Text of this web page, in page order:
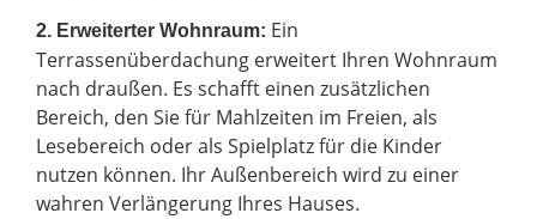
2. Erweiterter Wohnraum: Ein
Terrassenüberdachung erweitert Ihren Wohnraum
nach draußen. Es schafft einen zusätzlichen
Bereich, den Sie für Mahlzeiten im Freien, als
Lesebereich oder als Spielplatz für die Kinder
nutzen können. Ihr Außenbereich wird zu einer
wahren Verlängerung Ihres Hauses.